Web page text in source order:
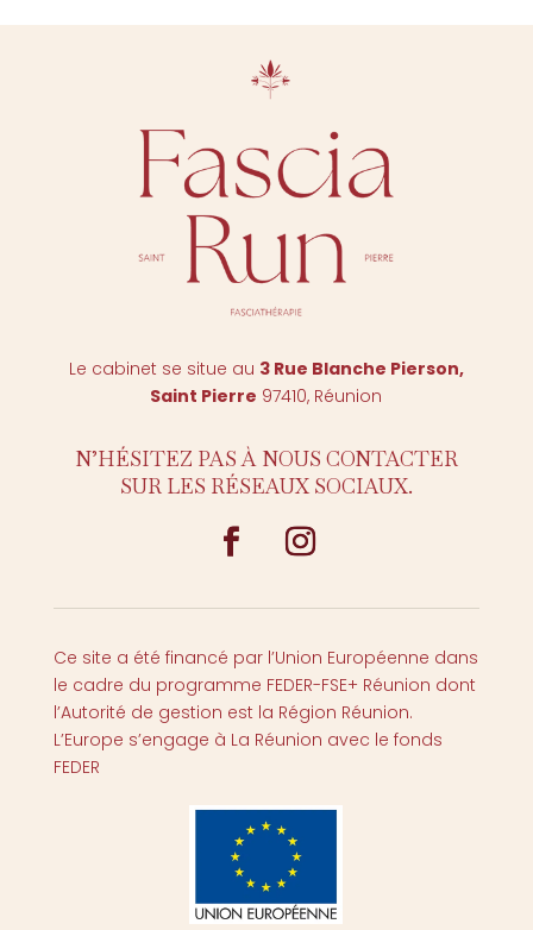
Le cabinet se situe au 3 Rue Blanche Pierson,
Saint Pierre 97410, Réunion
N’HÉSITEZ PAS À NOUS CONTACTER
SUR LES RÉSEAUX SOCIAUX.
Ce site a été financé par l’Union Européenne dans
le cadre du programme FEDER-FSE+ Réunion dont
l’Autorité de gestion est la Région Réunion.
L’Europe s’engage à La Réunion avec le fonds
FEDER